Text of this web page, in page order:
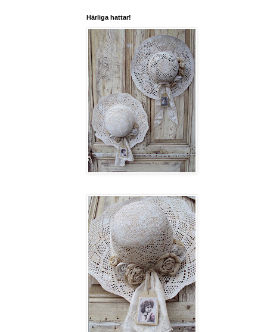
Härliga hattar!